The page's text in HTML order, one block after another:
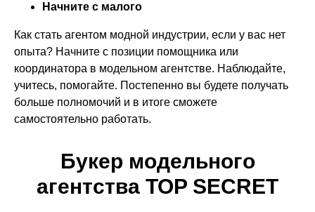
Начните с малого
Как стать агентом модной индустрии, если у вас нет
опыта? Начните с позиции помощника или
координатора в модельном агентстве. Наблюдайте,
учитесь, помогайте. Постепенно вы будете получать
больше полномочий и в итоге сможете
самостоятельно работать.
Букер модельного
агентства TOP SECRET